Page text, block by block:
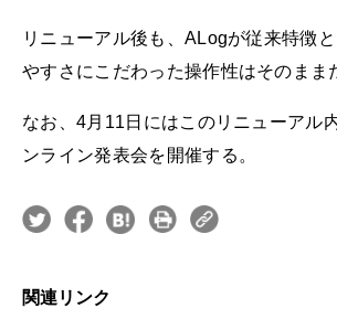
リニューアル後も、ALogが従来特徴
やすさにこだわった操作性はそのまま
なお、4月11日にはこのリニューアル
ンライン発表会を開催する。
関連リンク